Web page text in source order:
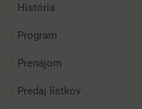
História
Program
Prenájom
Predaj lístkov